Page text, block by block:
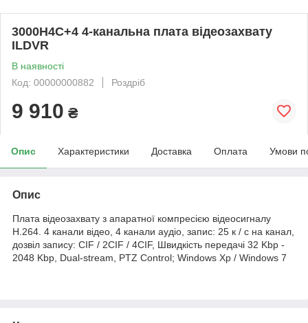
3000H4C+4 4-канальна плата відеозахвату
ILDVR
В наявності
Код: 00000000882
Роздріб
9 910 ₴
Опис Характеристики Доставка Оплата Умови
Опис
Плата відеозахвату з апаратної компресією відеосигналу
H.264. 4 канали відео, 4 канали аудіо, запис: 25 к / с на канал,
дозвіл запису: CIF / 2CIF / 4CIF, Швидкість передачі 32 Kbp -
2048 Kbp, Dual-stream, PTZ Control; Windows Xp / Windows 7